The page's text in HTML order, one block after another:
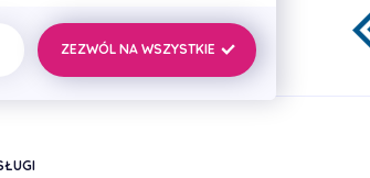
ZEZWÓL NA WSZYSTKIE